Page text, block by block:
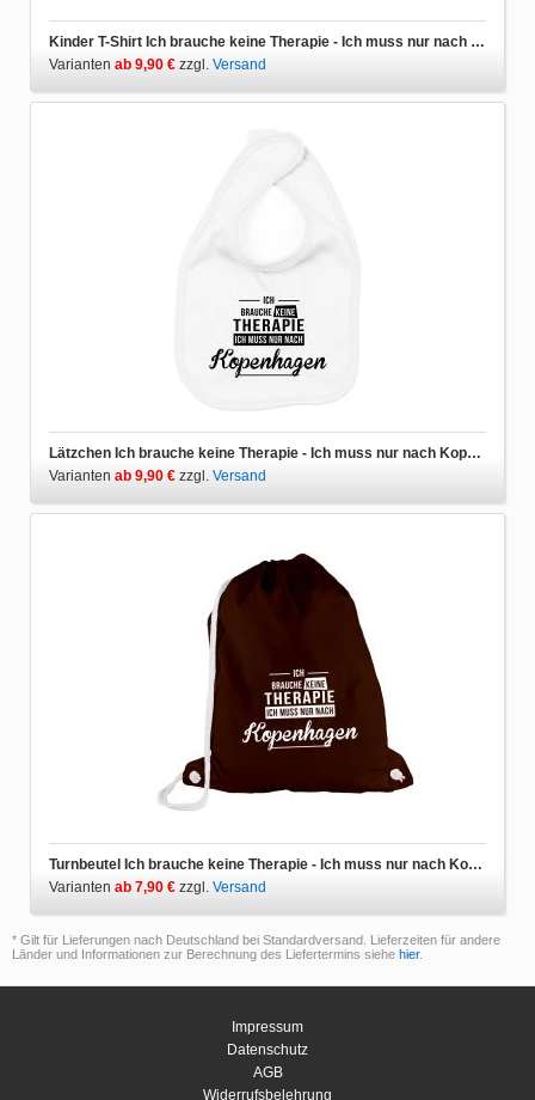
Kinder T-Shirt Ich brauche keine Therapie - Ich muss nur nach Kopenhagen
Varianten ab 9,90 € zzgl. Versand
Lätzchen Ich brauche keine Therapie - Ich muss nur nach Kopenhagen
Varianten ab 9,90 € zzgl. Versand
Turnbeutel Ich brauche keine Therapie - Ich muss nur nach Kopenhagen
Varianten ab 7,90 € zzgl. Versand
* Gilt für Lieferungen nach Deutschland bei Standardversand. Lieferzeiten für andere
Länder und Informationen zur Berechnung des Liefertermins siehe hier.
Impressum
Datenschutz
AGB
Widerrufsbelehrung